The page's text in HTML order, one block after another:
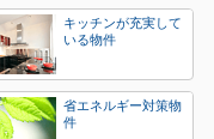
キッチンが充実して
いる物件
省エネルギー対策物
件